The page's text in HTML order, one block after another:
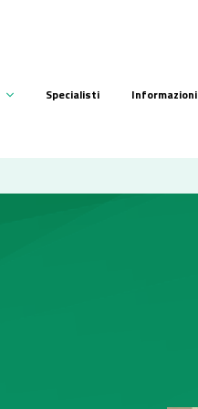
Specialisti Informazioni